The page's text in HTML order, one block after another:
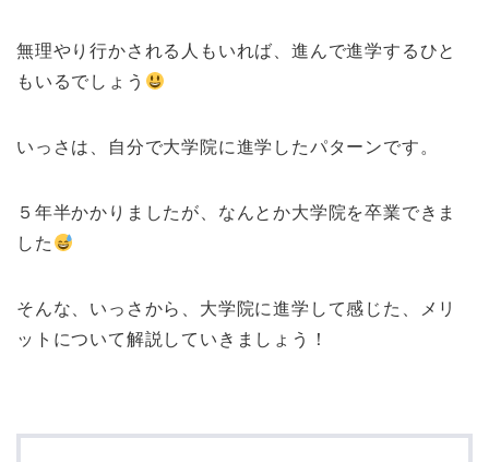
無理やり行かされる人もいれば、進んで進学するひと
もいるでしょう
いっさは、自分で大学院に進学したパターンです。
５年半かかりましたが、なんとか大学院を卒業できま
した
そんな、いっさから、大学院に進学して感じた、メリ
ットについて解説していきましょう！